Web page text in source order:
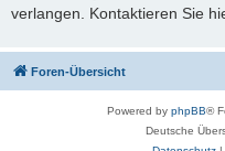
verlangen. Kontaktieren Sie
Foren-Übersicht
Powered by phpBB®
Deutsche